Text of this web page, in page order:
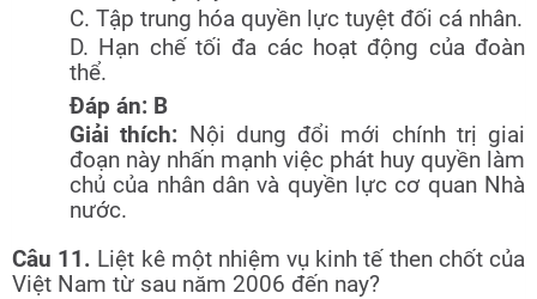
C. Tập trung hóa quyền lực tuyệt đối cá nhân.
D. Hạn chế tối đa các hoạt động của đoàn
thể.
Đáp án: B
Giải thích: Nội dung đổi mới chính trị giai
đoạn này nhấn mạnh việc phát huy quyền làm
chủ của nhân dân và quyền lực cơ quan Nhà
nước.
Câu 11. Liệt kê một nhiệm vụ kinh tế then chốt của
Việt Nam từ sau năm 2006 đến nay?